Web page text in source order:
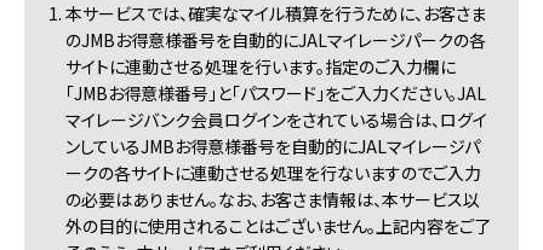
1. 本サービスでは、確実なマイル積算を行うために、お客さま
のJMBお得意様番号を自動的にJALマイレージパークの各
サイトに連動させる処理を行います。指定のご入力欄に
「JMBお得意様番号」と「パスワード」をご入力ください。JAL
マイレージバンク会員ログインをされている場合は、ログイ
ンしているJMBお得意様番号を自動的にJALマイレージパ
ークの各サイトに連動させる処理を行ないますのでご入力
の必要はありません。なお、お客さま情報は、本サービス以
外の目的に使用されることはございません。上記内容をご了